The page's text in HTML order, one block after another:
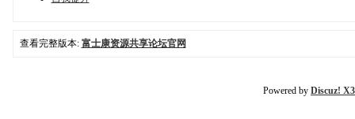
查看完整版本: 富士康资源共享论坛官网
Powered by Discuz!